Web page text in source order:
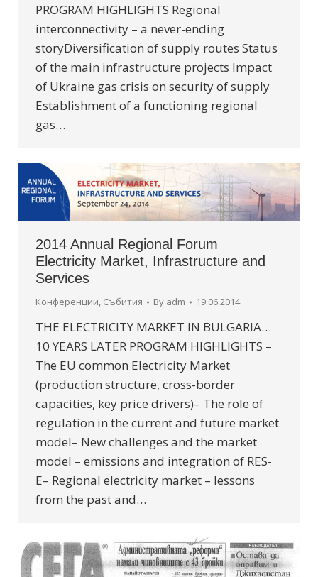
PROGRAM HIGHLIGHTS Regional
interconnectivity – a never-ending
storyDiversification of supply routes Status
of the main infrastructure projects Impact
of Ukraine gas crisis on security of supply
Establishment of a functioning regional
gas…
2014 Annual Regional Forum
Electricity Market, Infrastructure and
Services
Конференции, Събития By adm 19.06.2014
THE ELECTRICITY MARKET IN BULGARIA…
10 YEARS LATER PROGRAM HIGHLIGHTS –
The EU common Electricity Market
(production structure, cross-border
capacities, key price drivers)– The role of
regulation in the current and future market
model– New challenges and the market
model – emissions and integration of RES-
E– Regional electricity market – lessons
from the past and…